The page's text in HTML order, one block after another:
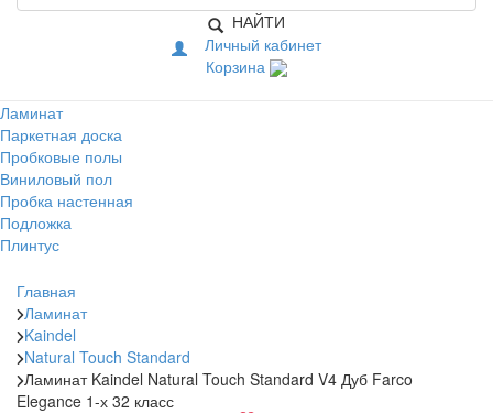
НАЙТИ
Личный кабинет
Корзина
Ламинат
Паркетная доска
Пробковые полы
Виниловый пол
Пробка настенная
Подложка
Плинтус
Главная
Ламинат
Kaindel
Natural Touch Standard
Ламинат Kaindel Natural Touch Standard V4 Дуб Farco
Elegance 1-х 32 класс